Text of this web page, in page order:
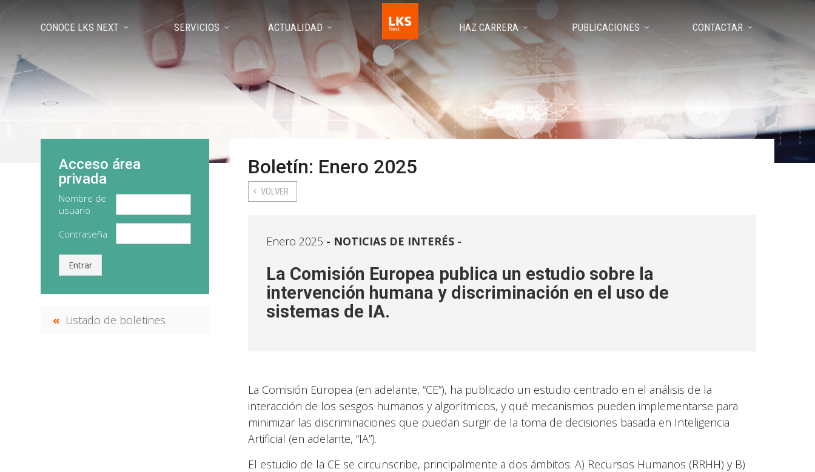
CONOCE LKS NEXT SERVICIOS ACTUALIDAD HAZ CARRERA PUBLICACIONES CONTACTAR
Boletín: Enero 2025
VOLVER
Enero 2025 NOTICIAS DE INTERÉS -
La Comisión Europea publica un estudio sobre la
intervención humana y discriminación en el uso de
sistemas de IA.
La Comisión Europea (en adelante, “CE”), ha publicado un estudio centrado en el análisis de la
interacción de los sesgos humanos y algorítmicos, y qué mecanismos pueden implementarse para
minimizar las discriminaciones que puedan surgir de la toma de decisiones basada en Inteligencia
Artificial (en adelante, “IA”).
El estudio de la CE se circunscribe, principalmente a dos ámbitos: A) Recursos Humanos (RRHH) y B)
Acceso área
privada
Nombre de
usuario
Contraseña
Entrar
Listado de boletines